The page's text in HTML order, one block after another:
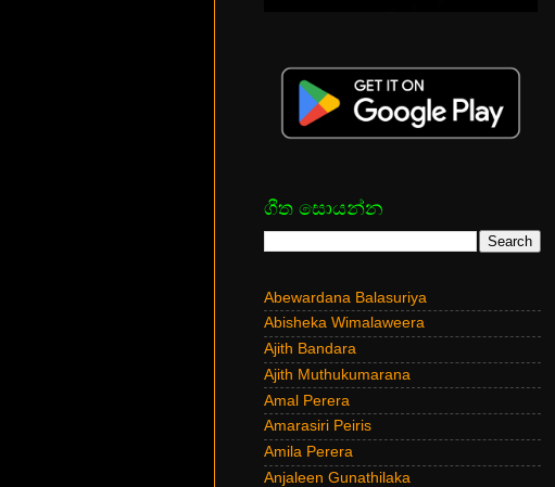
ගීත සොයන්න
Abewardana Balasuriya
Abisheka Wimalaweera
Ajith Bandara
Ajith Muthukumarana
Amal Perera
Amarasiri Peiris
Amila Perera
Anjaleen Gunathilaka